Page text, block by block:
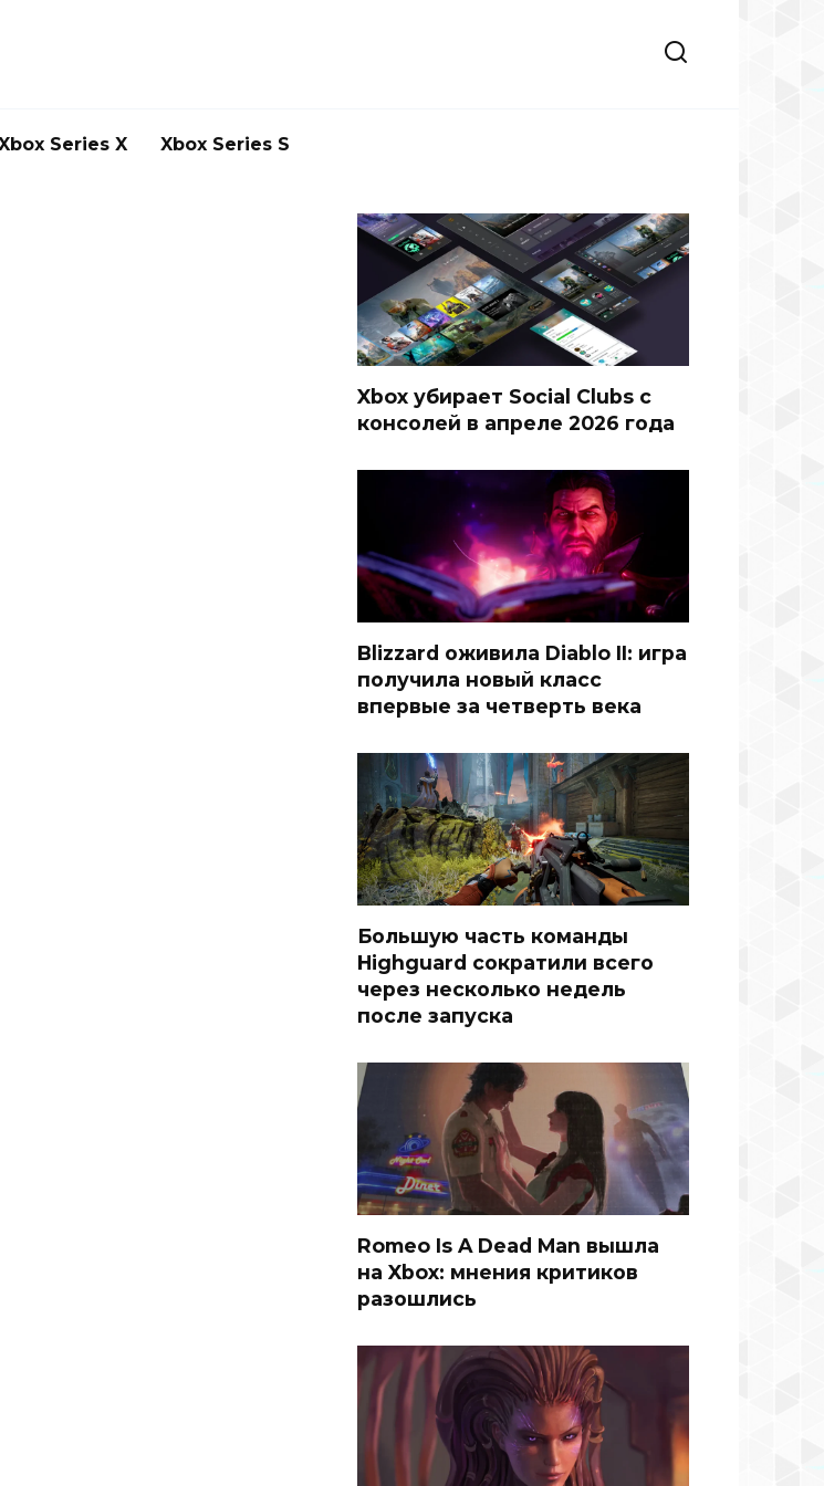
Series X Xbox Series S
Xbox убирает Social Clubs с
консолей в апреле 2026 года
Blizzard оживила Diablo II: игра
получила новый класс
впервые за четверть века
Большую часть команды
Highguard сократили всего
через несколько недель
после запуска
Romeo Is A Dead Man вышла
на Xbox: мнения критиков
разошлись